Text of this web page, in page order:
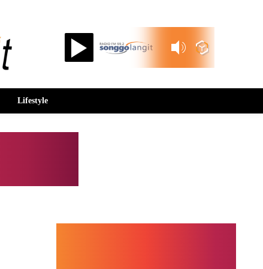
Lifestyle